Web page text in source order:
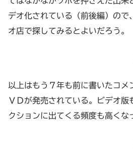
デオ化されている（前後編）ので
オ店で探してみるとよいだろう。
以上はもう７年も前に書いたコメ
ＶＤが発売されている。ビデオ版
クションに出てくる頻度も高くな